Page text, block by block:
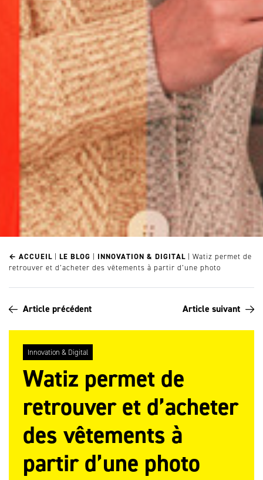
← ACCUEIL | LE BLOG | INNOVATION & DIGITAL | Watiz permet de
retrouver et d’acheter des vêtements à partir d’une photo
Article précédent Article suivant
Innovation & Digital
Watiz permet de
retrouver et d’acheter
des vêtements à
partir d’une photo